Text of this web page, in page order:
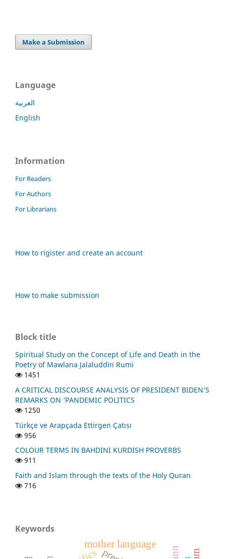
Make a Submission
Language
العربية
English
Information
For Readers
For Authors
For Librarians
How to rigister and create an account
How to make submission
Block title
Spiritual Study on the Concept of Life and Death in the
Poetry of Mawlana Jalaluddin Rumi
1451
A CRITICAL DISCOURSE ANALYSIS OF PRESIDENT BIDEN’S
REMARKS ON ‘PANDEMIC POLITICS
1250
Türkçe ve Arapçada Ettirgen Çatısı
956
COLOUR TERMS IN BAHDINI KURDISH PROVERBS
911
Faith and Islam through the texts of the Holy Quran
716
Keywords
mother language